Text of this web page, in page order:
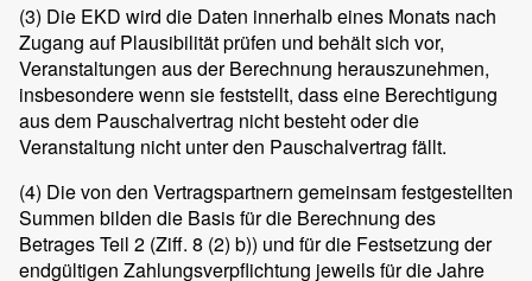
(3) Die EKD wird die Daten innerhalb eines Monats nach
Zugang auf Plausibilität prüfen und behält sich vor,
Veranstaltungen aus der Berechnung herauszunehmen,
insbesondere wenn sie feststellt, dass eine Berechtigung
aus dem Pauschalvertrag nicht besteht oder die
Veranstaltung nicht unter den Pauschalvertrag fällt.
(4) Die von den Vertragspartnern gemeinsam festgestellten
Summen bilden die Basis für die Berechnung des
Betrages Teil 2 (Ziff. 8 (2) b)) und für die Festsetzung der
endgültigen Zahlungsverpflichtung jeweils für die Jahre